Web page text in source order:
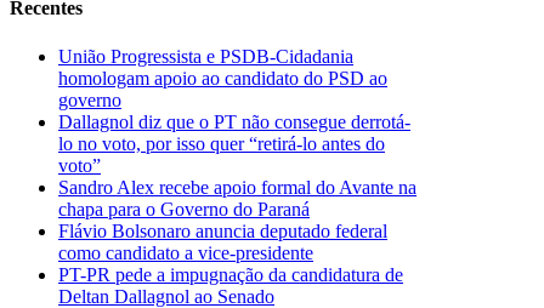
Recentes
União Progressista e PSDB-Cidadania
homologam apoio ao candidato do PSD ao
governo
Dallagnol diz que o PT não consegue derrotá-
lo no voto, por isso quer “retirá-lo antes do
voto”
Sandro Alex recebe apoio formal do Avante na
chapa para o Governo do Paraná
Flávio Bolsonaro anuncia deputado federal
como candidato a vice-presidente
PT-PR pede a impugnação da candidatura de
Deltan Dallagnol ao Senado